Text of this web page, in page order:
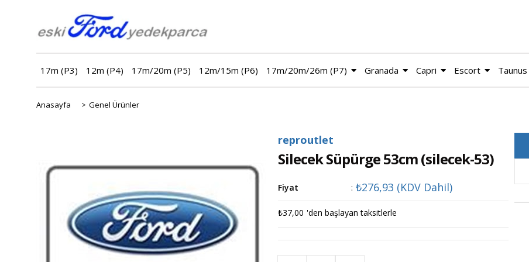
17m (P3) 12m (P4) 17m/20m (P5) 12m/15m (P6) 17m/20m/26m (P7) Granada Capri Escort Taunus
Anasayfa > Genel Ürünler
reproutlet
Silecek Süpürge 53cm(silecek-53)
Fiyat : ₺276,93 (KDV Dahil)
₺37,00 'den başlayan taksitlerle